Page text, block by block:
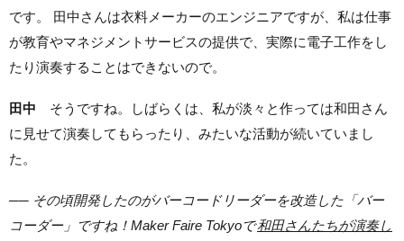
です。 田中さんは衣料メーカーのエンジニアですが、私は仕事
が教育やマネジメントサービスの提供で、実際に電子工作をし
たり演奏することはできないので。
田中 そうですね。しばらくは、私が淡々と作っては和田さん
に見せて演奏してもらったり、みたいな活動が続いていまし
た。
── その頃開発したのがバーコードリーダーを改造した「バー
コーダー」ですね！Maker Faire Tokyoで和田さんたちが演奏し